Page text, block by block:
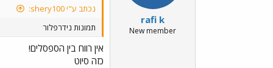
rafi k
New member
נכתב ע"י shery100:
תמונות נידרפלור
אין רווח בין הספסלים!
כזה סיוט